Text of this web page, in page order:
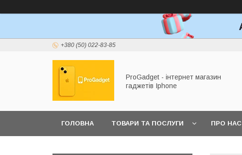
+380 (50) 022-83-85
ProGadget - iнтернет магазин
гаджетів Iphone
ГОЛОВНА ТОВАРИ ТА ПОСЛУГИ ПРО НАС